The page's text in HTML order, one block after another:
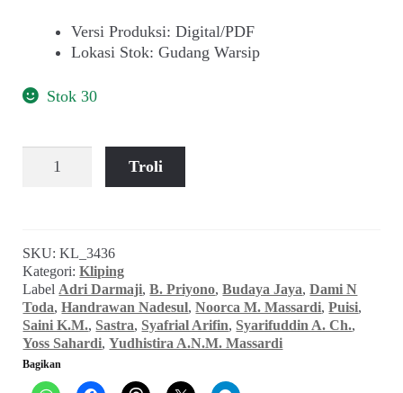
Versi Produksi: Digital/PDF
Lokasi Stok: Gudang Warsip
Stok 30
Saini
Penyair
Muda
Jakarta
(Budaya
Jaya,
Februari
1976)
Troli
SKU:KL_3436
Kategori:Kliping
Label Adri Darmaji,B. Priyono,Budaya Jaya,Dami N
Toda,Handrawan Nadesul,Noorca M. Massardi,Puisi,
Saini K.M., Sastra, Syafrial Arifin, Syarifuddin A. Ch.,
Yoss Sahardi,Yudhistira A.N.M. Massardi
Bagikan